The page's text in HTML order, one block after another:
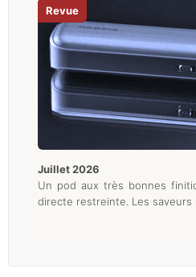
juillet 2026
Un pod aux très bonnes
directe restreinte. Les saveurs